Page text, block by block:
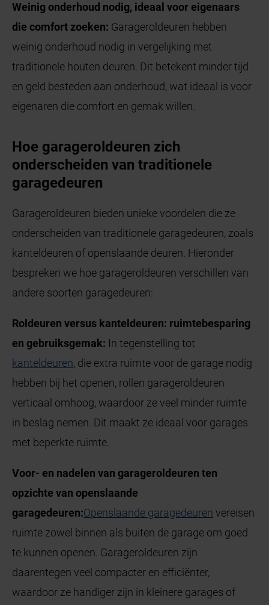
Weinig onderhoud nodig, ideaal voor eigenaars
die comfort zoeken: Garageroldeuren hebben
weinig onderhoud nodig in vergelijking met
traditionele houten deuren. Dit betekent minder tijd
en geld besteden aan onderhoud, wat ideaal is voor
eigenaren die comfort en gemak willen.
Hoe garageroldeuren zich
onderscheiden van traditionele
garagedeuren
Garageroldeuren bieden unieke voordelen die ze
onderscheiden van traditionele garagedeuren, zoals
kanteldeuren of openslaande deuren. Hieronder
bespreken we hoe garageroldeuren verschillen van
andere soorten garagedeuren:
Roldeuren versus kanteldeuren: ruimtebesparing
en gebruiksgemak: In tegenstelling tot
kanteldeuren, die extra ruimte voor de garage nodig
hebben bij het openen, rollen garageroldeuren
verticaal omhoog, waardoor ze veel minder ruimte
in beslag nemen. Dit maakt ze ideaal voor garages
met beperkte ruimte.
Voor- en nadelen van garageroldeuren ten
opzichte van openslaande
garagedeuren:Openslaande garagedeuren vereisen
ruimte zowel binnen als buiten de garage om goed
te kunnen openen. Garageroldeuren zijn
daarentegen veel compacter en efficiënter,
waardoor ze handiger zijn in kleinere garages of